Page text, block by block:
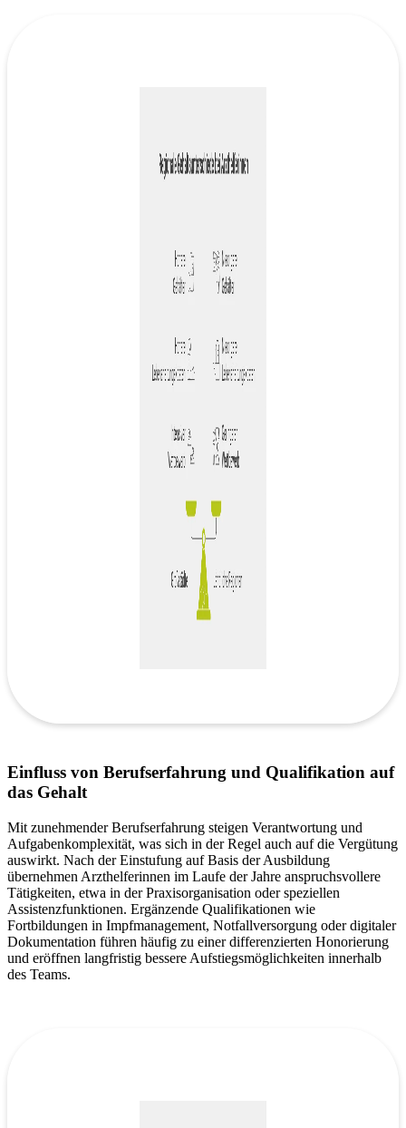
Einfluss von Berufserfahrung und Qualifikation auf
das Gehalt
Mit zunehmender Berufserfahrung steigen Verantwortung und
Aufgabenkomplexität, was sich in der Regel auch auf die Vergütung
auswirkt. Nach der Einstufung auf Basis der Ausbildung
übernehmen Arzthelferinnen im Laufe der Jahre anspruchsvollere
Tätigkeiten, etwa in der Praxisorganisation oder speziellen
Assistenzfunktionen. Ergänzende Qualifikationen wie
Fortbildungen in Impfmanagement, Notfallversorgung oder digitaler
Dokumentation führen häufig zu einer differenzierten Honorierung
und eröffnen langfristig bessere Aufstiegsmöglichkeiten innerhalb
des Teams.